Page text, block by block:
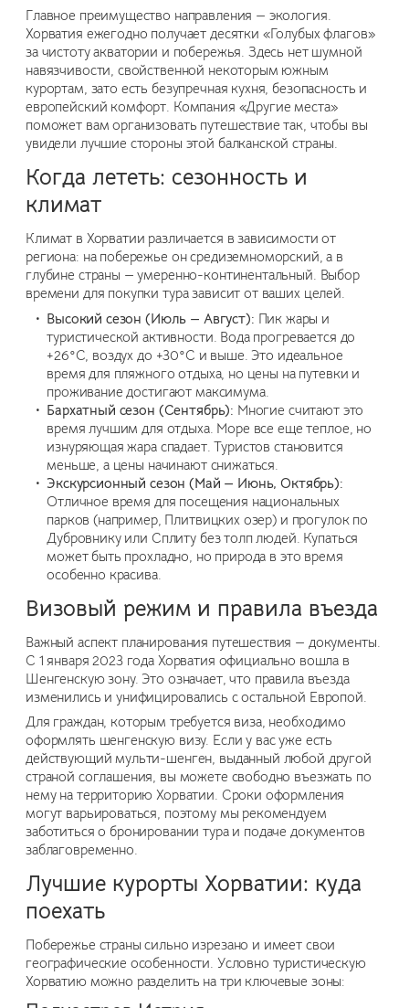
Главное преимущество направления — экология.
Хорватия ежегодно получает десятки «Голубых флагов»
за чистоту акватории и побережья. Здесь нет шумной
навязчивости, свойственной некоторым южным
курортам, зато есть безупречная кухня, безопасность и
европейский комфорт. Компания «Другие места»
поможет вам организовать путешествие так, чтобы вы
увидели лучшие стороны этой балканской страны.
Когда лететь: сезонность и
климат
Климат в Хорватии различается в зависимости от
региона: на побережье он средиземноморский, а в
глубине страны — умеренно-континентальный. Выбор
времени для покупки тура зависит от ваших целей.
Высокий сезон (Июль — Август): Пик жары и
туристической активности. Вода прогревается до
+26°C, воздух до +30°C и выше. Это идеальное
время для пляжного отдыха, но цены на путевки и
проживание достигают максимума.
Бархатный сезон (Сентябрь): Многие считают это
время лучшим для отдыха. Море все еще теплое, но
изнуряющая жара спадает. Туристов становится
меньше, а цены начинают снижаться.
Экскурсионный сезон (Май — Июнь, Октябрь):
Отличное время для посещения национальных
парков (например, Плитвицких озер) и прогулок по
Дубровнику или Сплиту без толп людей. Купаться
может быть прохладно, но природа в это время
особенно красива.
Визовый режим и правила въезда
Важный аспект планирования путешествия — документы.
С 1 января 2023 года Хорватия официально вошла в
Шенгенскую зону. Это означает, что правила въезда
изменились и унифицировались с остальной Европой.
Для граждан, которым требуется виза, необходимо
оформлять шенгенскую визу. Если у вас уже есть
действующий мульти-шенген, выданный любой другой
страной соглашения, вы можете свободно въезжать по
нему на территорию Хорватии. Сроки оформления
могут варьироваться, поэтому мы рекомендуем
заботиться о бронировании тура и подаче документов
заблаговременно.
Лучшие курорты Хорватии: куда
поехать
Побережье страны сильно изрезано и имеет свои
географические особенности. Условно туристическую
Хорватию можно разделить на три ключевые зоны: